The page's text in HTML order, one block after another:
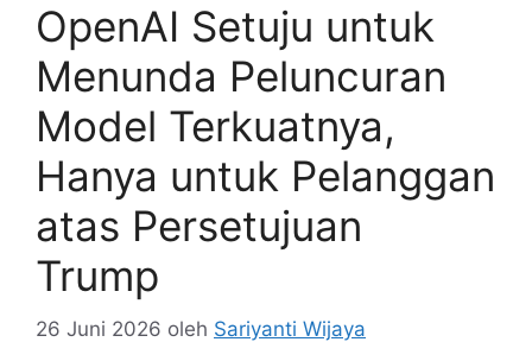
OpenAI Setuju untuk
Menunda Peluncuran
Model Terkuatnya,
Hanya untuk Pelanggan
atas Persetujuan
Trump
26 Juni 2026 oleh Sariyanti Wijaya